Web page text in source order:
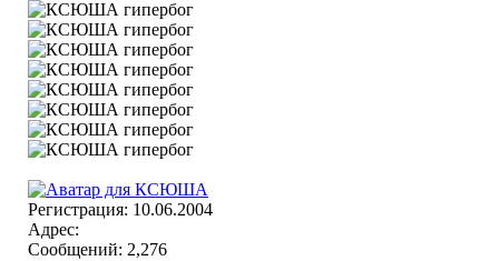
Регистрация: 10.06.2004
Адрес:
Сообщений: 2,276